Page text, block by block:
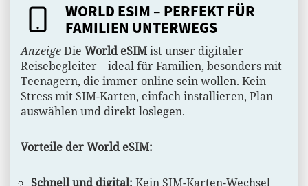
WORLD ESIM – PERFEKT FÜR
FAMILIEN UNTERWEGS
AnzeigeDie World eSIMist unser digitaler
Reisebegleiter – ideal für Familien, besonders mit
Teenagern, die immer online sein wollen. Kein
Stress mit SIM-Karten, einfach installieren, Plan
auswählen und direkt loslegen.
Vorteile der World eSIM:
Schnell und digital: Kein SIM-Karten-Wechsel